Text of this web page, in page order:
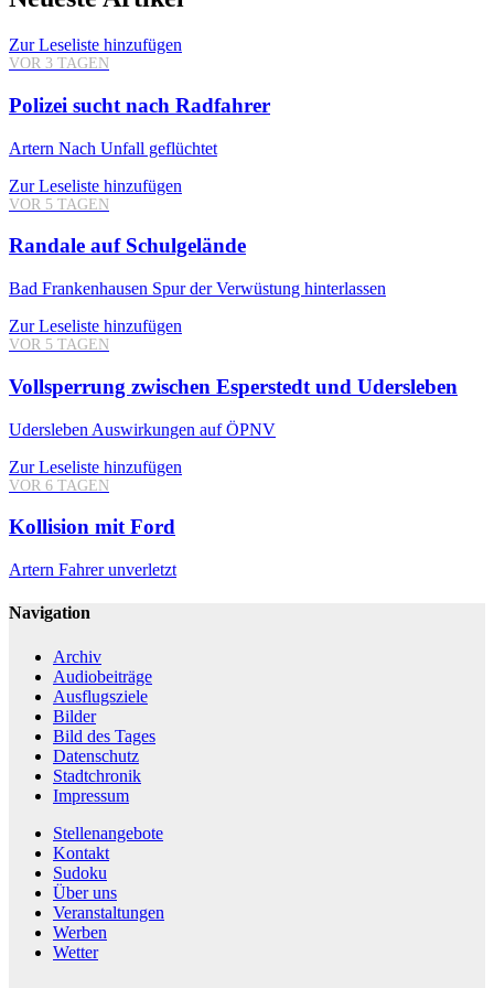
Zur Leseliste hinzufügen
VOR 3 TAGEN
Polizei sucht nach Radfahrer
Artern Nach Unfall geflüchtet
Zur Leseliste hinzufügen
VOR 5 TAGEN
Randale auf Schulgelände
Bad Frankenhausen Spur der Verwüstung hinterlassen
Zur Leseliste hinzufügen
VOR 5 TAGEN
Vollsperrung zwischen Esperstedt und Udersleben
Udersleben Auswirkungen auf ÖPNV
Zur Leseliste hinzufügen
VOR 6 TAGEN
Kollision mit Ford
Artern Fahrer unverletzt
Navigation
Archiv
Audiobeiträge
Ausflugsziele
Bilder
Bild des Tages
Datenschutz
Stadtchronik
Impressum
Stellenangebote
Kontakt
Sudoku
Über uns
Veranstaltungen
Werben
Wetter